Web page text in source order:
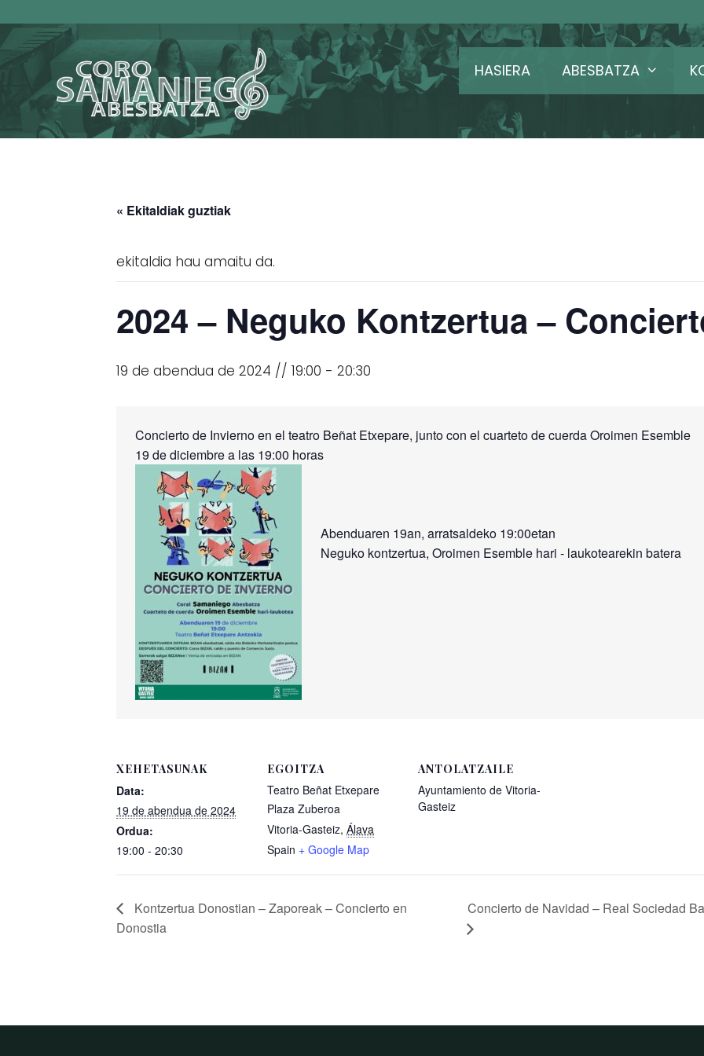
HASIERA ABESBATZA
« Ekitaldiak guztiak
ekitaldia hau amaitu da.
2024 – Neguko Kontzertua –
19 de abendua de 2024 // 19:00 - 20:30
Concierto de Invierno en el teatro Beñat Etxepare, junto con el cuarteto de cuerda Oroimen Esemble
Abenduaren 19an, arratsaldeko 19:00etan
Neguko kontzertua, Oroimen Esemble hari - laukotearekin batera
XEHETASUNAK
Data:
19 de abendua de 2024
Ordua:
19:00 - 20:30
EGOITZA
Teatro Beñat Etxepare
Plaza Zuberoa
Vitoria-Gasteiz, Álava
Spain + Google Map
ANTOLATZAILE
Ayuntamiento de Vitoria-
Gasteiz
Kontzertua Donostian – Zaporeak – Concierto en
Donostia
Concierto de Navidad – Real Sociedad